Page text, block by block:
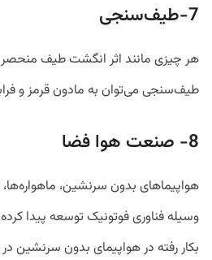
7-طیف‌سنجی
هر چیزی مانند اثر انگشت طیف منحصر
طیف‌سنجی می‌توان به مادون قرمز و
8- صنعت هوا فضا
هواپیما‌های بدون سرنشین،
وسیله فناوری فوتونیک توسعه پیدا
بکار رفته در هواپیمای بدون سرنشین